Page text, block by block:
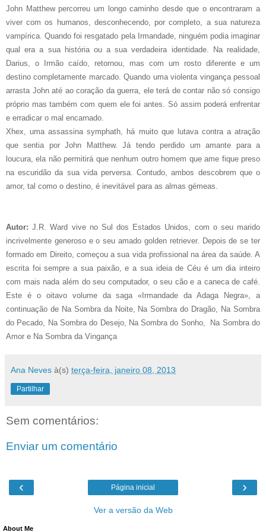
John Matthew percorreu um longo caminho desde que o encontraram a
viver com os humanos, desconhecendo, por completo, a sua natureza
vampírica. Quando foi resgatado pela Irmandade, ninguém podia imaginar
qual era a sua história ou a sua verdadeira identidade. Na realidade,
Darius, o Irmão caído, retornou, mas com um rosto diferente e um
destino completamente marcado. Quando uma violenta vingança pessoal
arrasta John até ao coração da guerra, ele terá de contar não só consigo
próprio mas também com quem ele foi antes. Só assim poderá enfrentar
e erradicar o mal encarnado.
Xhex, uma assassina symphath, há muito que lutava contra a atração
que sentia por John Matthew. Já tendo perdido um amante para a
loucura, ela não permitirá que nenhum outro homem que ame fique preso
na escuridão da sua vida perversa. Contudo, ambos descobrem que o
amor, tal como o destino, é inevitável para as almas gémeas.
Autor:J.R. Ward vive no Sul dos Estados Unidos, com o seu marido
incrivelmente generoso e o seu amado golden retriever. Depois de se ter
formado em Direito, começou a sua vida profissional na área da saúde. A
escrita foi sempre a sua paixão, e a sua ideia de Céu é um dia inteiro
com mais nada além do seu computador, o seu cão e a caneca de café.
Este é o oitavo volume da saga «Irmandade da Adaga Negra», a
continuação de Na Sombra da Noite, Na Sombra do Dragão, Na Sombra
do Pecado, Na Sombra do Desejo, Na Sombra do Sonho, Na Sombra do
Amor e Na Sombra da Vingança
Ana Neves à(s) terça-feira, janeiro 08, 2013
Partilhar
Sem comentários:
Enviar um comentário
‹ ›
Página inicial
Ver a versão da Web
About Me